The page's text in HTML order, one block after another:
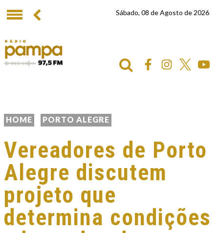
Sábado, 08 de Agosto de 2026
HOME PORTO ALEGRE
Vereadores de Porto
Alegre discutem
projeto que
determina condições